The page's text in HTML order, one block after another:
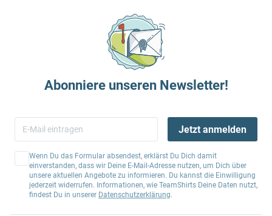
Abonniere unseren Newsletter!
Jetzt anmelden
Wenn Du das Formular absendest, erklärst Du Dich damit
einverstanden, dass wir Deine E-Mail-Adresse nutzen, um Dich über
unsere aktuellen Angebote zu informieren. Du kannst die Einwilligung
jederzeit widerrufen. Informationen, wie TeamShirts Deine Daten nutzt,
findest Du in unserer Datenschutzerklärung.